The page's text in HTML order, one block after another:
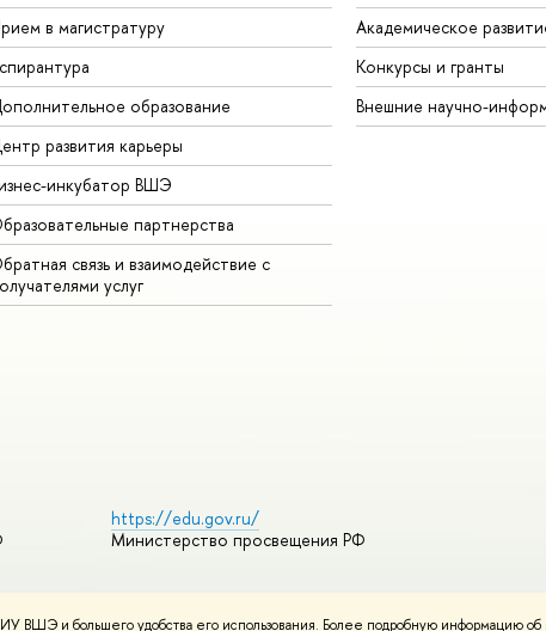
ВШЭ и большего удобства его использования. Более подробную информацию об
в магистратуру
образование
развития карьеры
инкубатор ВШЭ
партнерства
связь и взаимодействие с
услуг
Академическое
Конкурсы и гранты
Внешние научно-
https://edu.gov.ru/
Министерство просвещения РФ